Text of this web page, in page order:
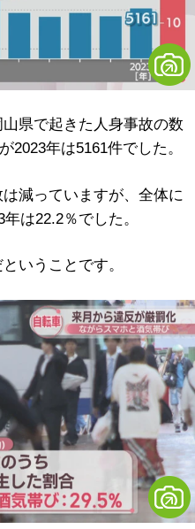
県で起きた人身事故の数
2023年は5161件でした。
減っていますが、全体に
は22.2％でした。
いうことです。